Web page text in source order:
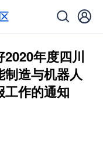
年度四川
造与机器人
工作的通知